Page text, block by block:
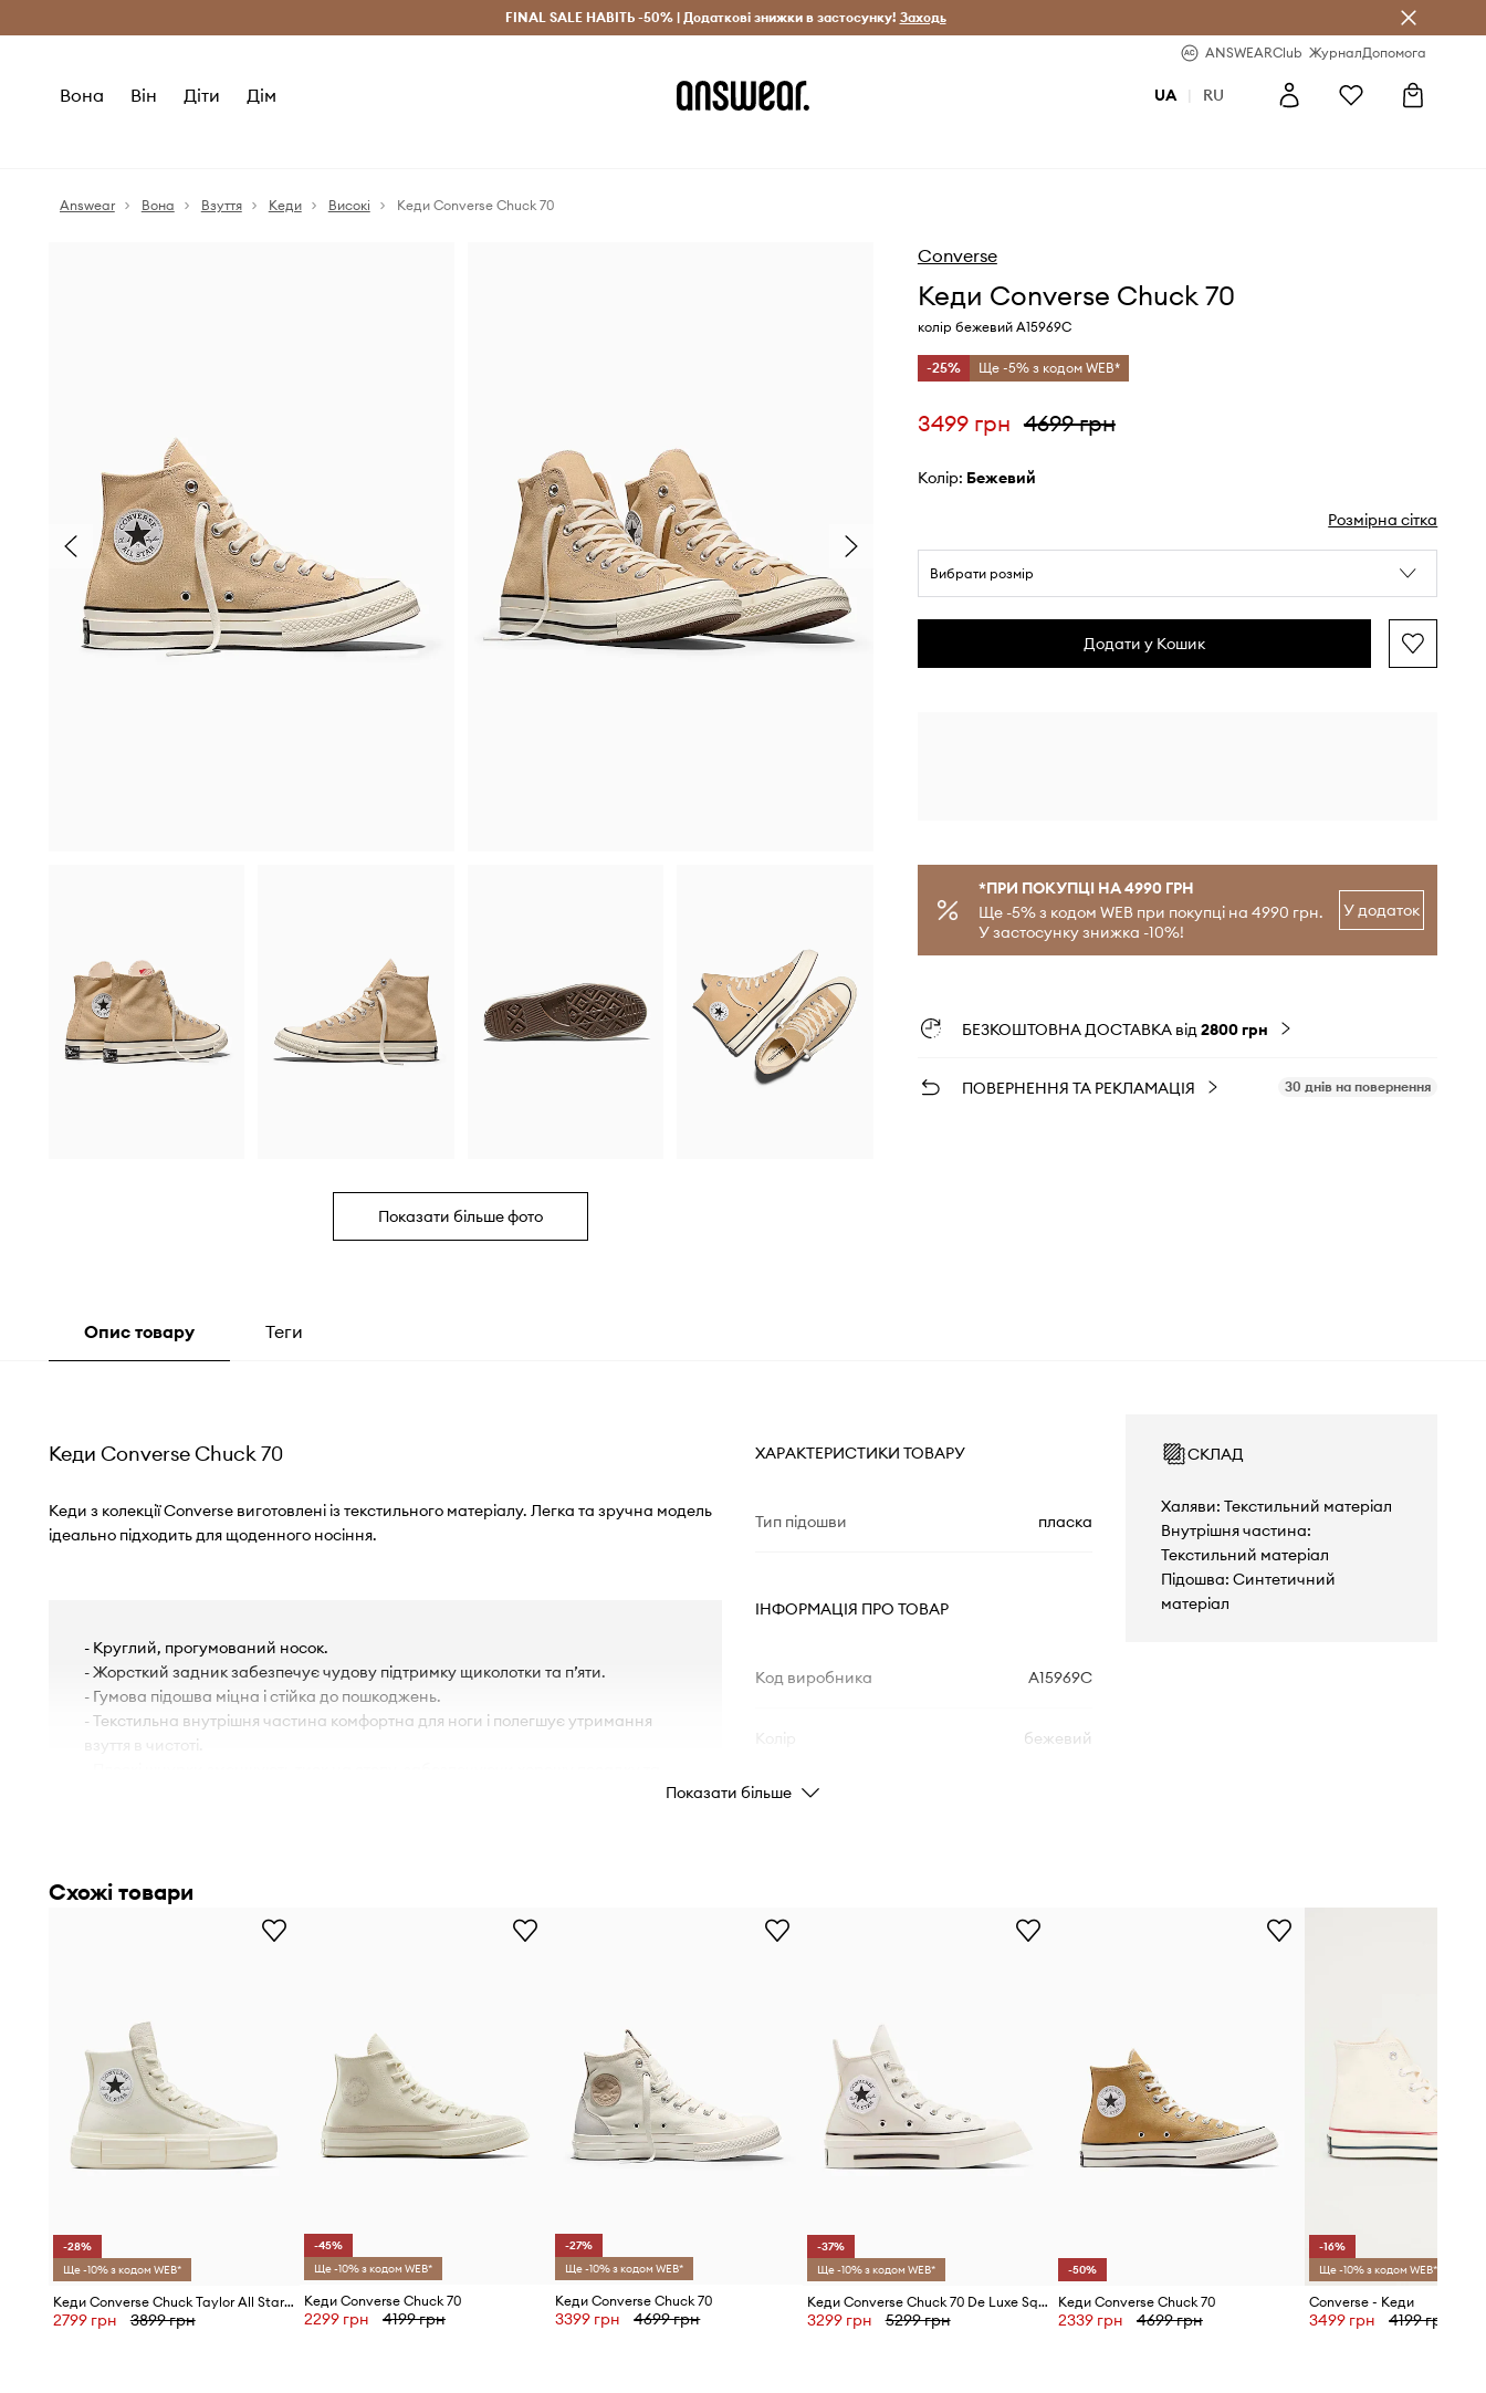
Безкоштовна доставка з ЄС (від 2800 грн) Лише оригінальні товари Заощаджуй з Answear Club
FINAL SALE НАВІТЬ -50% | Додаткові знижки в застосунку! Заходь
ANSWEARClub ЖурналДопомога
Вона Він Діти Дім UA | RU
Answear Вона Взуття Кеди Високі Кеди Converse Chuck 70
Показати більше фото
Converse
Кеди Converse Chuck 70
колір бежевий A15969C
-25% Ще -5% з кодом WEB*
3499 грн 4699 грн
Колір: бежевий
Розмірна сітка
Вибрати розмір
Додати у Кошик
*ПРИ ПОКУПЦІ НА 4990 ГРН
Ще -5% з кодом WEB при покупці на 4990 грн.
У застосунку знижка -10%!
У додаток
БЕЗКОШТОВНА ДОСТАВКА від2800 грн
ПОВЕРНЕННЯ ТА РЕКЛАМАЦІЯ 30 днів на повернення
Опис товару Теги
Кеди Converse Chuck 70
Кеди з колекції Converse виготовлені із текстильного матеріалу. Легка та зручна модель
ідеально підходить для щоденного носіння.
- Круглий, прогумований носок.
- Жорсткий задник забезпечує чудову підтримку щиколотки та п’яти.
- Гумова підошва міцна і стійка до пошкоджень.
- Текстильна внутрішня частина комфортна для ноги і полегшує утримання
взуття в чистоті.
ХАРАКТЕРИСТИКИ ТОВАРУ
Тип підошви пласка
ІНФОРМАЦІЯ ПРО ТОВАР
Код виробника A15969C
бежевий
Бренд
ID Товару
СКЛАД
Халяви: Текстильний матеріал
Внутрішня частина:
Текстильний матеріал
Підошва: Синтетичний
матеріал
Показати більше
Схожі товари
-28%
Ще -10% з кодом WEB*
Кеди Converse Chuck Taylor All Star Cruise
2799 грн 3899 грн
-45%
Ще -10% з кодом WEB*
Кеди Converse Chuck 70
2299 грн 4199 грн
-27%
Ще -10% з кодом WEB*
Кеди Converse Chuck 70
3399 грн 4699 грн
-37%
Ще -10% з кодом WEB*
Кеди Converse Chuck 70 De Luxe Squared HI
3299 грн 5299 грн
-50%
Кеди Converse Chuck 70
2339 грн 4699 грн
-16%
Ще -10% з кодом WEB*
Converse - Кеди
3499 грн 4199 грн